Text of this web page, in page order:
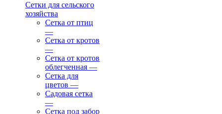
Сетки для сельского
хозяйства
Сетка от птиц
—
Сетка от кротов
—
Сетка от кротов
облегченная —
Сетка для
цветов —
Садовая сетка
—
Сетка под забор